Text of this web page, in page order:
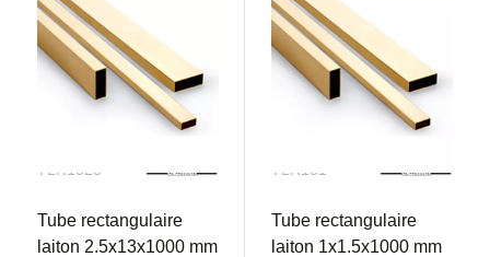
TLR1325
Tube rectangulaire
laiton 2.5x13x1000 mm
TLR151
Tube rectangulaire
laiton 1x1.5x1000 mm